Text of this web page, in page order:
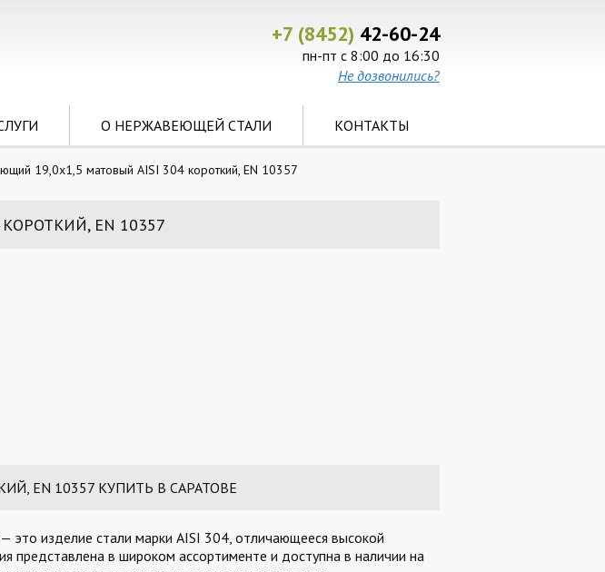
+7 (8452) 42-60-24
пн-пт с 8:00 до 16:30
Не дозвонились?
О НЕРЖАВЕЮЩЕЙ СТАЛИ КОНТАКТЫ
19,0х1,5 матовый AISI 304 короткий, EN 10357
EN 10357
EN 10357 КУПИТЬ В САРАТОВЕ
изделие стали марки AISI 304, отличающееся высокой
представлена в широком ассортименте и доступна в наличии на